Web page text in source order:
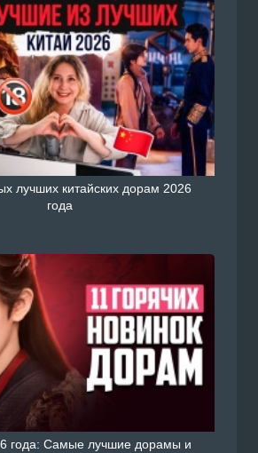
лучших китайских дорам 2026
года
года: Самые лучшие дорамы и